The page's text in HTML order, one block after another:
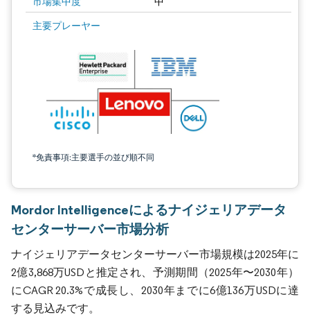
主要プレーヤー
*免責事項:主要選手の並び順不同
Mordor Intelligenceによるナイジェリアデータ
センターサーバー市場分析
ナイジェリアデータセンターサーバー市場規模は2025年に
2億3,868万USDと推定され、予測期間（2025年〜2030年）
にCAGR 20.3%で成長し、2030年までに6億136万USDに達
する見込みです。